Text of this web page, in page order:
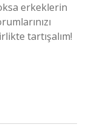
erkeklerin
tartışalım!